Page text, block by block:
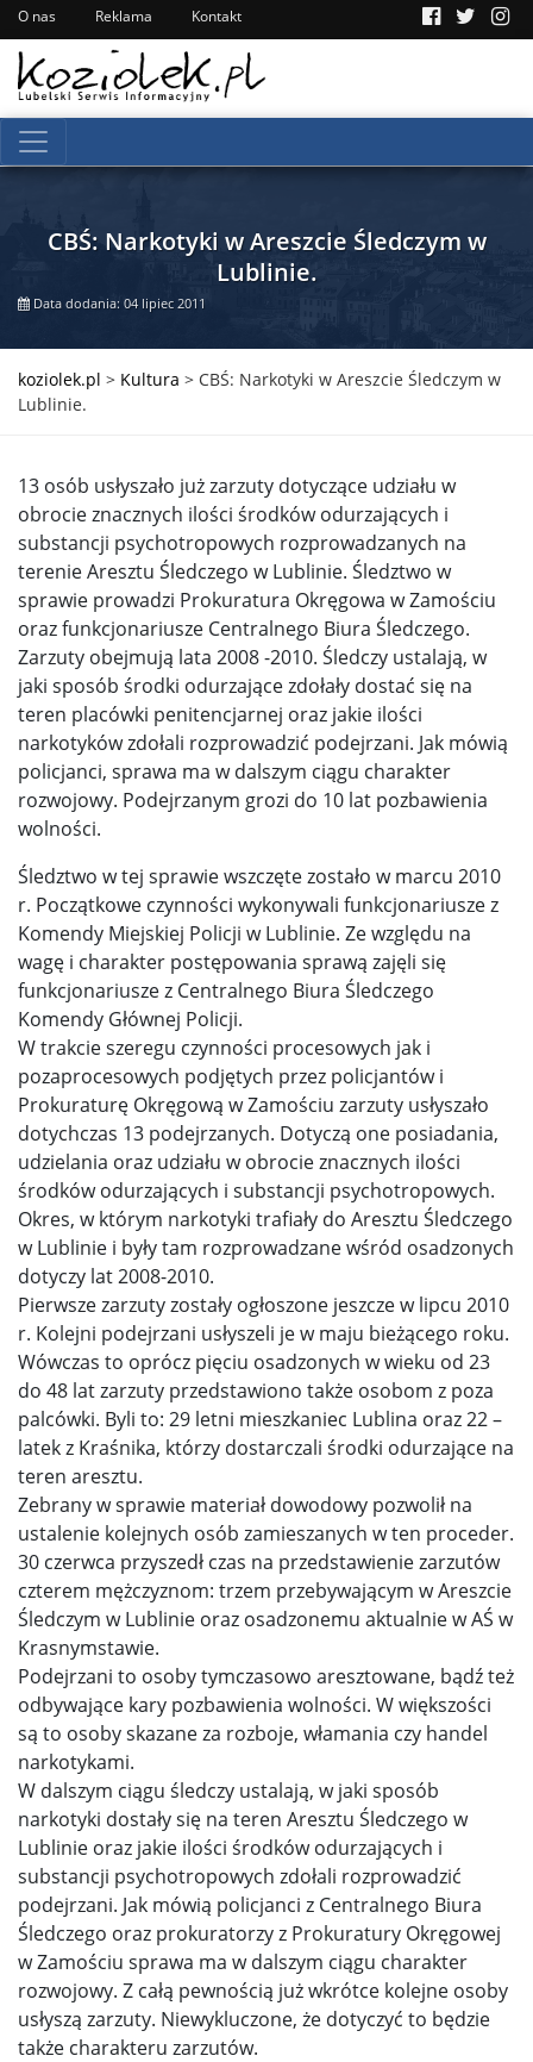
O nas Reklama Kontakt
CBŚ: Narkotyki w Areszcie Śledczym w
Lublinie.
Data dodania: 04 lipiec 2011
koziolek.pl > Kultura > CBŚ: Narkotyki w Areszcie Śledczym w
Lublinie.
13 osób usłyszało już zarzuty dotyczące udziału w
obrocie znacznych ilości środków odurzających i
substancji psychotropowych rozprowadzanych na
terenie Aresztu Śledczego w Lublinie. Śledztwo w
sprawie prowadzi Prokuratura Okręgowa w Zamościu
oraz funkcjonariusze Centralnego Biura Śledczego.
Zarzuty obejmują lata 2008 -2010. Śledczy ustalają, w
jaki sposób środki odurzające zdołały dostać się na
teren placówki penitencjarnej oraz jakie ilości
narkotyków zdołali rozprowadzić podejrzani. Jak mówią
policjanci, sprawa ma w dalszym ciągu charakter
rozwojowy. Podejrzanym grozi do 10 lat pozbawienia
wolności.
Śledztwo w tej sprawie wszczęte zostało w marcu 2010
r. Początkowe czynności wykonywali funkcjonariusze z
Komendy Miejskiej Policji w Lublinie. Ze względu na
wagę i charakter postępowania sprawą zajęli się
funkcjonariusze z Centralnego Biura Śledczego
Komendy Głównej Policji.
W trakcie szeregu czynności procesowych jak i
pozaprocesowych podjętych przez policjantów i
Prokuraturę Okręgową w Zamościu zarzuty usłyszało
dotychczas 13 podejrzanych. Dotyczą one posiadania,
udzielania oraz udziału w obrocie znacznych ilości
środków odurzających i substancji psychotropowych.
Okres, w którym narkotyki trafiały do Aresztu Śledczego
w Lublinie i były tam rozprowadzane wśród osadzonych
dotyczy lat 2008-2010.
Pierwsze zarzuty zostały ogłoszone jeszcze w lipcu 2010
r. Kolejni podejrzani usłyszeli je w maju bieżącego roku.
Wówczas to oprócz pięciu osadzonych w wieku od 23
do 48 lat zarzuty przedstawiono także osobom z poza
palcówki. Byli to: 29 letni mieszkaniec Lublina oraz 22 –
latek z Kraśnika, którzy dostarczali środki odurzające na
teren aresztu.
Zebrany w sprawie materiał dowodowy pozwolił na
ustalenie kolejnych osób zamieszanych w ten proceder.
30 czerwca przyszedł czas na przedstawienie zarzutów
czterem mężczyznom: trzem przebywającym w Areszcie
Śledczym w Lublinie oraz osadzonemu aktualnie w AŚ w
Krasnymstawie.
Podejrzani to osoby tymczasowo aresztowane, bądź też
odbywające kary pozbawienia wolności. W większości
są to osoby skazane za rozboje, włamania czy handel
narkotykami.
W dalszym ciągu śledczy ustalają, w jaki sposób
narkotyki dostały się na teren Aresztu Śledczego w
Lublinie oraz jakie ilości środków odurzających i
substancji psychotropowych zdołali rozprowadzić
podejrzani. Jak mówią policjanci z Centralnego Biura
Śledczego oraz prokuratorzy z Prokuratury Okręgowej
w Zamościu sprawa ma w dalszym ciągu charakter
rozwojowy. Z całą pewnością już wkrótce kolejne osoby
usłyszą zarzuty. Niewykluczone, że dotyczyć to będzie
także charakteru zarzutów.